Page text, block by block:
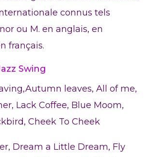
connus tels
ou M. en anglais, en
français.
Swing
leaves, All of me,
Lack Coffee, Blue Moom,
Cheek To Cheek
Dream a Little Dream, Fly